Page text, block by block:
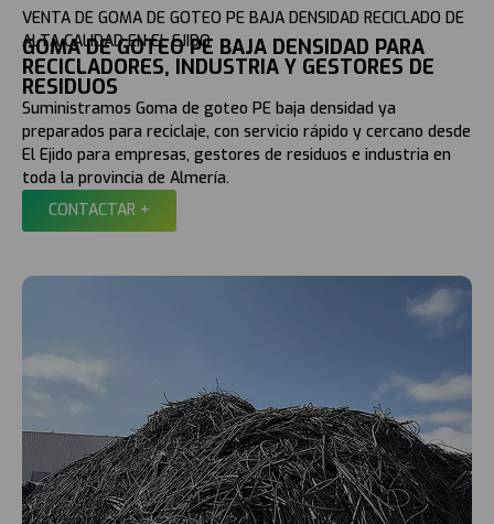
VENTA DE GOMA DE GOTEO PE BAJA DENSIDAD RECICLADO DE
ALTA CALIDAD EN EL EJIDO
GOMA DE GOTEO PE BAJA DENSIDAD PARA
RECICLADORES, INDUSTRIA Y GESTORES DE
RESIDUOS
Suministramos Goma de goteo PE baja densidad ya
preparados para reciclaje, con servicio rápido y cercano desde
El Ejido para empresas, gestores de residuos e industria en
toda la provincia de Almería.
CONTACTAR +